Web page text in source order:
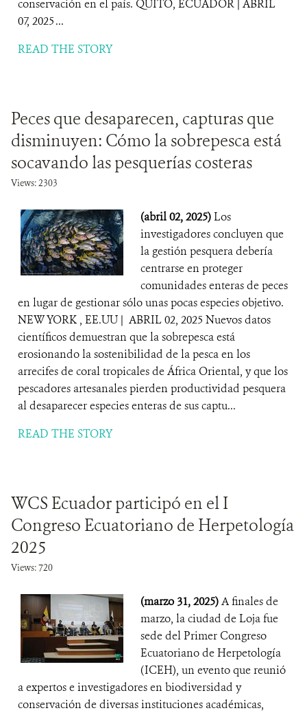
conservación en el país. QUITO, ECUADOR | ABRIL
07, 2025 ...
READ THE STORY
Peces que desaparecen, capturas que
disminuyen: Cómo la sobrepesca está
socavando las pesquerías costeras
Views: 2303
(abril 02, 2025)Los
investigadores concluyen que
la gestión pesquera debería
centrarse en proteger
comunidades enteras de peces
en lugar de gestionar sólo unas pocas especies objetivo.
NEW YORK , EE.UU | ABRIL 02, 2025 Nuevos datos
científicos demuestran que la sobrepesca está
erosionando la sostenibilidad de la pesca en los
arrecifes de coral tropicales de África Oriental, y que los
pescadores artesanales pierden productividad pesquera
al desaparecer especies enteras de sus captu...
READ THE STORY
WCS Ecuador participó en el I
Congreso Ecuatoriano de Herpetología
2025
Views: 720
(marzo 31, 2025)A finales de
marzo, la ciudad de Loja fue
sede del Primer Congreso
Ecuatoriano de Herpetología
(ICEH), un evento que reunió
a expertos e investigadores en biodiversidad y
conservación de diversas instituciones académicas,